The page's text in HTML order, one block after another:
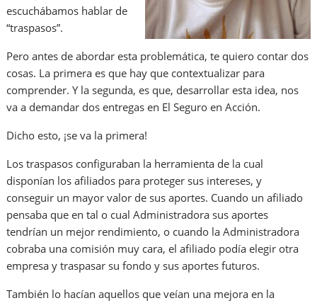
escuchábamos hablar de
“traspasos”.
Pero antes de abordar esta problemática, te quiero contar dos
cosas. La primera es que hay que contextualizar para
comprender. Y la segunda, es que, desarrollar esta idea, nos
va a demandar dos entregas en El Seguro en Acción.
Dicho esto, ¡se va la primera!
Los traspasos configuraban la herramienta de la cual
disponían los afiliados para proteger sus intereses, y
conseguir un mayor valor de sus aportes. Cuando un afiliado
pensaba que en tal o cual Administradora sus aportes
tendrían un mejor rendimiento, o cuando la Administradora
cobraba una comisión muy cara, el afiliado podía elegir otra
empresa y traspasar su fondo y sus aportes futuros.
También lo hacían aquellos que veían una mejora en la